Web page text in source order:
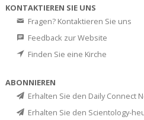
KONTAKTIEREN SIE UNS
Fragen? Kontaktieren Sie uns
Feedback zur Website
Finden Sie eine Kirche
ABONNIEREN
Erhalten Sie den Daily Connect
Erhalten Sie den Scientology-